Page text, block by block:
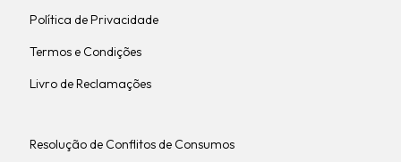
Política de Privacidade
Termos e Condições
Livro de Reclamações
Resolução de Conflitos de Consumos